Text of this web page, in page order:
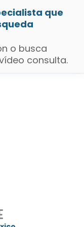
que
o busca
consulta.